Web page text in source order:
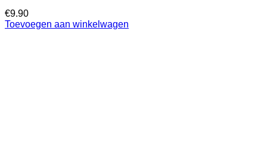
€9.90
Toevoegen aan winkelwagen